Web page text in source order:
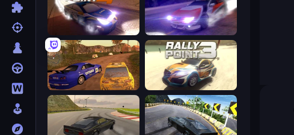
Rally Point
Rally Point 4
Rally Point 3
Dirt Rally Driver HD